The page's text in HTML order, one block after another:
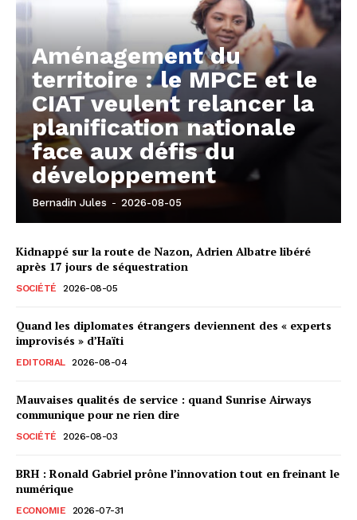
Aménagement du
territoire : le MPCE et le
CIAT veulent relancer la
planification nationale
face aux défis du
développement
Bernadin Jules - 2026-08-05
Kidnappé sur la route de Nazon, Adrien Albatre libéré
après 17 jours de séquestration
SOCIÉTÉ 2026-08-05
Quand les diplomates étrangers deviennent des « experts
improvisés » d’Haïti
EDITORIAL 2026-08-04
Mauvaises qualités de service : quand Sunrise Airways
communique pour ne rien dire
SOCIÉTÉ 2026-08-03
BRH : Ronald Gabriel prône l’innovation tout en freinant le
numérique
ECONOMIE 2026-07-31